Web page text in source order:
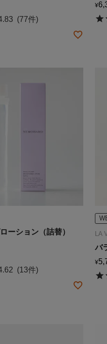
(77件)
¥
ーション（詰替）
(13件)
LA
バ
¥